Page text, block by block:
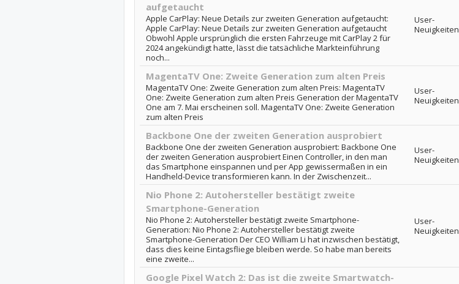
aufgetaucht
Apple CarPlay: Neue Details zur zweiten Generation aufgetaucht:
Apple CarPlay: Neue Details zur zweiten Generation aufgetaucht
Obwohl Apple ursprünglich die ersten Fahrzeuge mit CarPlay 2 für
2024 angekündigt hatte, lässt die tatsächliche Markteinführung
noch...
User-
Neuigkeiten
MagentaTV One: Zweite Generation zum alten Preis
MagentaTV One: Zweite Generation zum alten Preis: MagentaTV
One: Zweite Generation zum alten Preis Generation der MagentaTV
One am 7. Mai erscheinen soll. MagentaTV One: Zweite Generation
zum alten Preis
User-
Neuigkeiten
Backbone One der zweiten Generation ausprobiert
Backbone One der zweiten Generation ausprobiert: Backbone One
der zweiten Generation ausprobiert Einen Controller, in den man
das Smartphone einspannen und per App gewissermaßen in ein
Handheld-Device transformieren kann. In der Zwischenzeit...
User-
Neuigkeiten
Nio Phone 2: Autohersteller bestätigt zweite
Smartphone-Generation
Nio Phone 2: Autohersteller bestätigt zweite Smartphone-
Generation: Nio Phone 2: Autohersteller bestätigt zweite
Smartphone-Generation Der CEO William Li hat inzwischen bestätigt,
dass dies keine Eintagsfliege bleiben werde. So habe man bereits
eine zweite...
User-
Neuigkeiten
Google Pixel Watch 2: Das ist die zweite Smartwatch-